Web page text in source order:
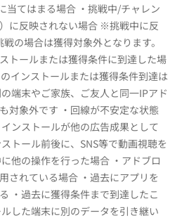
当てはまる場合 ・挑戦中/チャレン
に反映されない場合 ※挑戦中に反
の場合は獲得対象外となります。
トールまたは獲得条件に到達した場
インストールまたは獲得条件到達は
端末やご家族、ご友人と同一IPアド
対象外です ・回線が不安定な状態
ンストールが他の広告成果として
トール前後に、SNS等で動画視聴を
他の操作を行った場合 ・アドブロ
されている場合 ・過去にアプリを
・過去に獲得条件まで到達したこ
した端末に別のデータを引き継い